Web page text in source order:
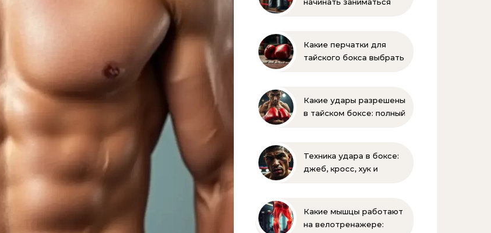
Какие перчатки для
тайского бокса выбрать
Какие удары разрешены
в тайском боксе: полный
Техника удара в боксе:
джеб, кросс, хук и
Какие мышцы работают
на велотренажере: